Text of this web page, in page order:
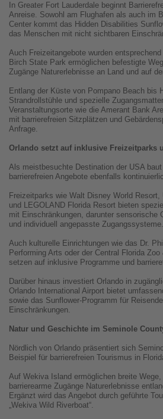
In Greater Fort Lauderdale beginnt
Anreise. Sowohl am Flughafen als auch im
Center kommt das Hidden Disabilities
das Menschen mit nicht sichtbaren
Auch Freizeitangebote wurden
Birch State Park ermöglichen befestigte
Zugänge Naturerlebnisse an Land und auf
Entlang der Küste von Pompano Beach bis
Strandrollstühle und spezielle
Veranstaltungsorte wie die Amerant Bank
mit barrierefreien Sitzplätzen und
Anfrage.
Orlando setzt auf inklusive Freizeitparks
Als meistbesuchte Destination der USA
barrierefreien Angebote ebenfalls
Freizeitparks wie Walt Disney World
und LEGOLAND Florida Resort bieten
mit Einschränkungen, darunter sensorische
und individuell angepasste Zugangssysteme.
Auch kulturelle Einrichtungen wie das Dr.
Performing Arts oder der Central Florida
setzen auf inklusive Programme und
Darüber hinaus investiert Orlando in
Orlando International Airport bietet
sowie das Sunflower-Programm für
Einschränkungen.
Natur und Geschichte im Seminole
Nördlich von Orlando präsentiert sich
Beispiel für barrierefreien Tourismus in
Auf Wekiva Island ermöglichen breite Wege,
barrierearme Zugänge Naturerlebnisse
Ergänzt wird das Angebot durch geführte
„Wekiva Wild Riverboat“.